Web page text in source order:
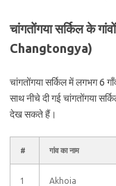
चांगतोंगया सर्किल के
Changtongya)
चांगतोंगया सर्किल में लगभग 6
साथ नीचे दी गई चांगतोंगया
देख सकते हैं।
# गांव का नाम
1 Akhoia